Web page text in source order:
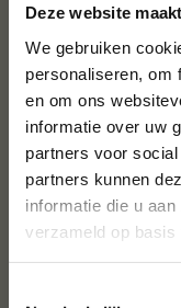
Deze website
We gebruiken
personaliseren, om
en om ons
informatie over uw
partners voor
partners kunnen
informatie die u
verzameld op basis
10% korting
eerste
Schrijf je in voor
10% korting op